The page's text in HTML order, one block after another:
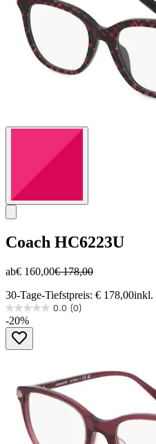
Coach HC6223U
ab€ 160,00€ 178,00
30-Tage-Tiefstpreis: € 178,00inkl.
0.0 (0)
0.0
von
Sternen.
-20%